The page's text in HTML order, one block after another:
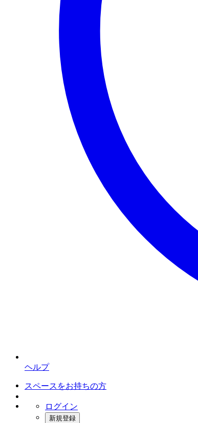
ヘルプ
スペースをお持ちの方
ログイン
新規登録